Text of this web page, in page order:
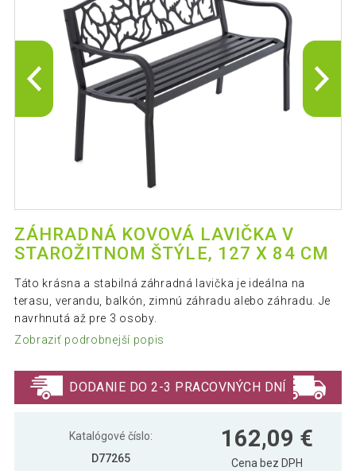
ZÁHRADNÁ KOVOVÁ LAVIČKA V
STAROŽITNOM ŠTÝLE, 127 X 84 CM
Táto krásna a stabilná záhradná lavička je ideálna na
terasu, verandu, balkón, zimnú záhradu alebo záhradu. Je
navrhnutá až pre 3 osoby.
Zobraziť podrobnejší popis
DODANIE DO 2-3 PRACOVNÝCH DNÍ
Katalógové číslo:
D77265
162,09 €
Cena bez DPH